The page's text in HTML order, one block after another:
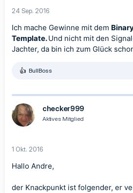
:
24 Sep. 2016
Ich mache Gewinne mit dem
Template.Und nicht mit den
Jachter, da bin ich zum Glück
R
k
t
i
o
n
:
BullBoss
checker999
Aktives Mitglied
1 Okt. 2016
Hallo Andre,
der Knackpunkt ist folgender, er